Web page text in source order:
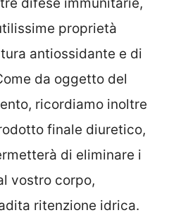
difese immunitarie,
proprietà
antiossidante e di
da oggetto del
ricordiamo inoltre
finale diuretico,
di eliminare i
vostro corpo,
ritenzione idrica.